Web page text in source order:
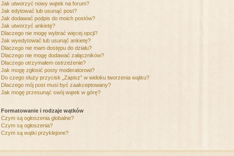
Jak utworzyć nowy wątek na forum?
Jak edytować lub usunąć post?
Jak dodawać podpis do moich postów?
Jak utworzyć ankietę?
Dlaczego nie mogę wybrać więcej opcji?
Jak wyedytować lub usunąć ankietę?
Dlaczego nie mam dostępu do działu?
Dlaczego nie mogę dodawać załączników?
Dlaczego otrzymałem ostrzeżenie?
Jak mogę zgłosić posty moderatorowi?
Do czego służy przycisk „Zapisz” w widoku tworzenia wątku?
Dlaczego mój post musi być zaakceptowany?
Jak mogę przesunąć swój wątek w górę?
Formatowanie i rodzaje wątków
Czym są ogłoszenia globalne?
Czym są ogłoszenia?
Czym są wątki przyklejone?